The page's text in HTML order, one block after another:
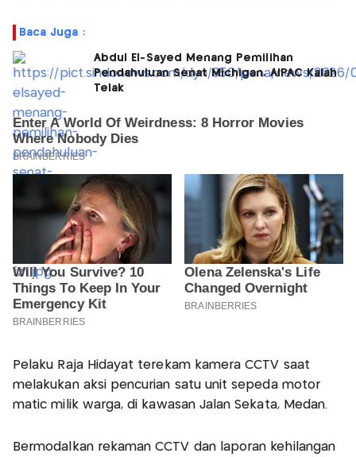
Baca Juga :
Abdul El-Sayed Menang Pemilihan
Pendahuluan Senat Michigan, AIPAC Kalah
Telak
Pelaku Raja Hidayat terekam kamera CCTV saat
melakukan aksi pencurian satu unit sepeda motor
matic milik warga, di kawasan Jalan Sekata, Medan.
Bermodalkan rekaman CCTV dan laporan kehilangan